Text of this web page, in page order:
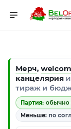
Мерч,
канцелярия и
тираж и
Партия: обычно
Меньше: по